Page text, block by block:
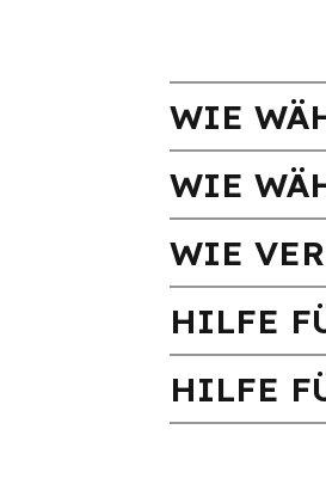
WIE
WIE
WIE
HILFE
HILFE